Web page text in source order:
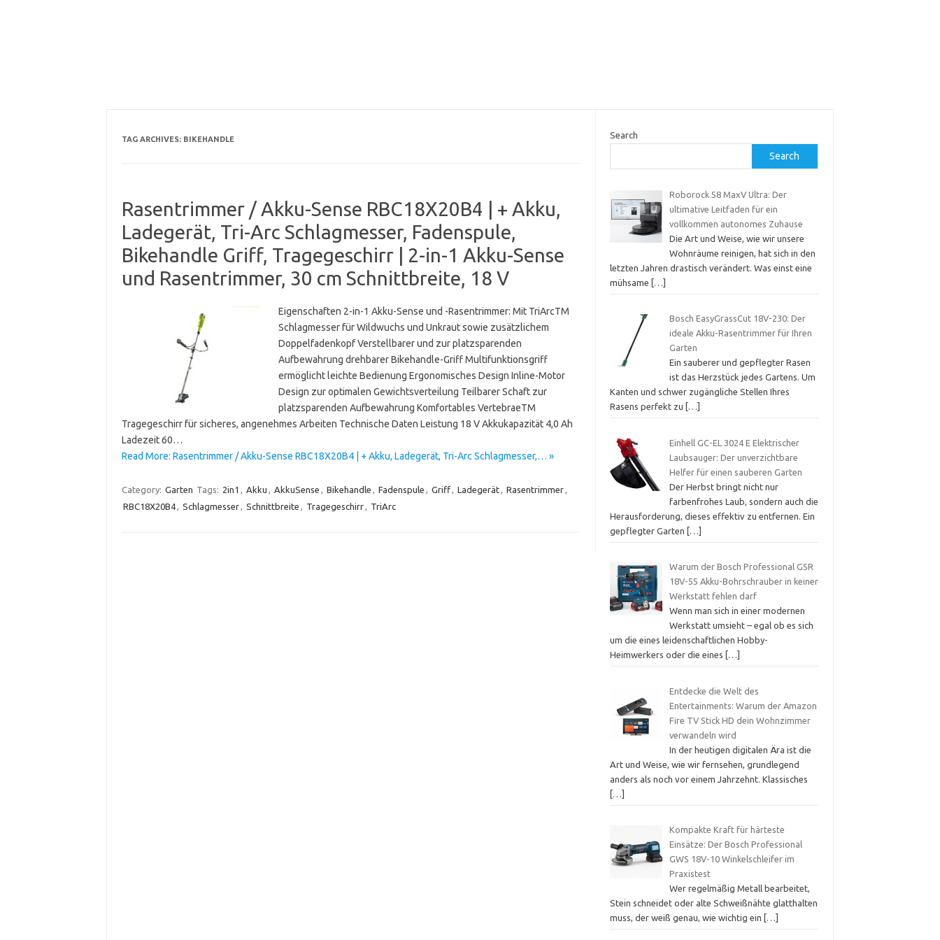
TAG ARCHIVES: BIKEHANDLE
Rasentrimmer / Akku-Sense RBC18X20B4 | + Akku,
Ladegerät, Tri-Arc Schlagmesser, Fadenspule,
Bikehandle Griff, Tragegeschirr | 2-in-1 Akku-Sense
und Rasentrimmer, 30 cm Schnittbreite, 18 V
Eigenschaften 2-in-1 Akku-Sense und -Rasentrimmer: Mit TriArcTM
Schlagmesser für Wildwuchs und Unkraut sowie zusätzlichem
Doppelfadenkopf Verstellbarer und zur platzsparenden
Aufbewahrung drehbarer Bikehandle-Griff Multifunktionsgriff
ermöglicht leichte Bedienung Ergonomisches Design Inline-Motor
Design zur optimalen Gewichtsverteilung Teilbarer Schaft zur
platzsparenden Aufbewahrung Komfortables VertebraeTM
Tragegeschirr für sicheres, angenehmes Arbeiten Technische Daten Leistung 18 V Akkukapazität 4,0 Ah
Ladezeit 60…
Read More: Rasentrimmer / Akku-Sense RBC18X20B4 | + Akku, Ladegerät, Tri-Arc Schlagmesser,… »
Category: Garten Tags: 2in1 , Akku , AkkuSense , Bikehandle , Fadenspule , Griff, Ladegerät, Rasentrimmer,
RBC18X20B4, Schlagmesser, Schnittbreite , Tragegeschirr, TriArc
Search
Search
Roborock S8 MaxV Ultra: Der
ultimative Leitfaden für ein
vollkommen autonomes Zuhause
Die Art und Weise, wie wir unsere
Wohnräume reinigen, hat sich in den
letzten Jahren drastisch verändert. Was einst eine
mühsame
[…]
Bosch EasyGrassCut 18V-230: Der
ideale Akku-Rasentrimmer für Ihren
Garten
Ein sauberer und gepflegter Rasen
ist das Herzstück jedes Gartens. Um
Kanten und schwer zugängliche Stellen Ihres
Rasens perfekt zu
[…]
Einhell GC-EL 3024 E Elektrischer
Laubsauger: Der unverzichtbare
Helfer für einen sauberen Garten
Der Herbst bringt nicht nur
farbenfrohes Laub, sondern auch die
Herausforderung, dieses effektiv zu entfernen. Ein
gepflegter Garten
[…]
Warum der Bosch Professional GSR
18V-55 Akku-Bohrschrauber in keiner
Werkstatt fehlen darf
Wenn man sich in einer modernen
Werkstatt umsieht – egal ob es sich
um die eines leidenschaftlichen Hobby-
Heimwerkers oder die eines
[…]
Entdecke die Welt des
Entertainments: Warum der Amazon
Fire TV Stick HD dein Wohnzimmer
verwandeln wird
In der heutigen digitalen Ära ist die
Art und Weise, wie wir fernsehen, grundlegend
anders als noch vor einem Jahrzehnt. Klassisches
[…]
Kompakte Kraft für härteste
Einsätze: Der Bosch Professional
GWS 18V-10 Winkelschleifer im
Praxistest
Wer regelmäßig Metall bearbeitet,
Stein schneidet oder alte Schweißnähte glatthalten
muss, der weiß genau, wie wichtig ein
[…]